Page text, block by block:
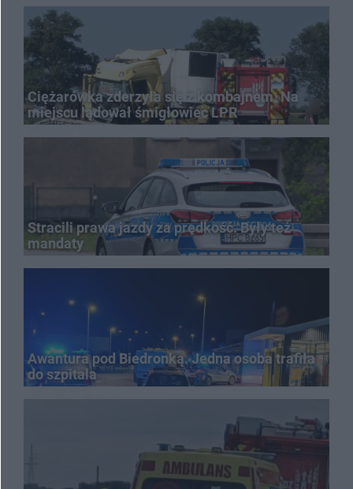
Ciężarówka zderzyła się z kombajnem. Na
miejscu lądował śmigłowiec LPR
Stracili prawa jazdy za prędkość. Były też
mandaty
Awantura pod Biedronką. Jedna osoba trafiła
do szpitala